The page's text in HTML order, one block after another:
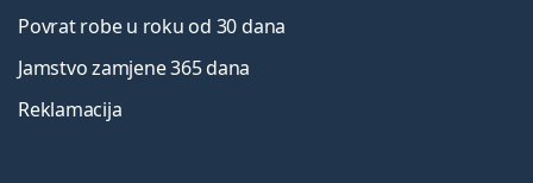
Povrat robe u roku od 30 dana
Jamstvo zamjene 365 dana
Reklamacija